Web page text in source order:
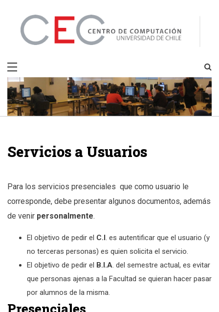
content
CEC
Servicios a Usuarios
Para los servicios presenciales que como usuario le
corresponde, debe presentar algunos documentos, además
de venir personalmente.
El objetivo de pedir el C.I . es autentificar que el usuario (y
no terceras personas) es quien solicita el servicio.
El objetivo de pedir el
B.I.A. del semestre actual, es evitar
que personas ajenas a la Facultad se quieran hacer pasar
por alumnos de la misma.